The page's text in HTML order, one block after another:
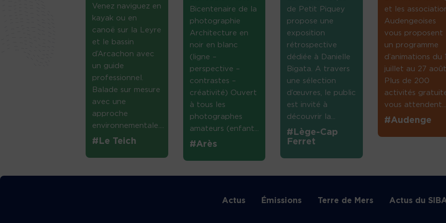
Venez naviguez en
kayak ou en
canoë sur la Leyre
et le bassin
d’Arcachon avec
un guide
professionnel.
Balade sur mesure
avec une
approche
environnementale....
#Le Teich
Bicentenaire de la
photographie
Architecture en
noir en blanc
(ligne –
perspective –
contrastes –
créativité) Ouvert
à tous les
photographes
amateurs (enfant...
#Arès
de Petit Piquey
propose une
exposition
rétrospective
dédiée à Danielle
Bigata. A travers
une sélection
d’œuvres, le public
est invité à
découvrir la...
#Lège-Cap
Ferret
et les
Audengeoises
vous proposent
un programme
d’animations du 1
juillet au 27
Plus de 200
activités
vous
#Audenge
Actus Émissions Terre de Mers Actus du